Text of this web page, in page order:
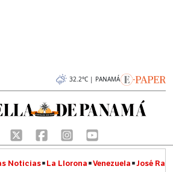
32.2°C | PANAMÁ
Noticias La Llorona Venezuela José